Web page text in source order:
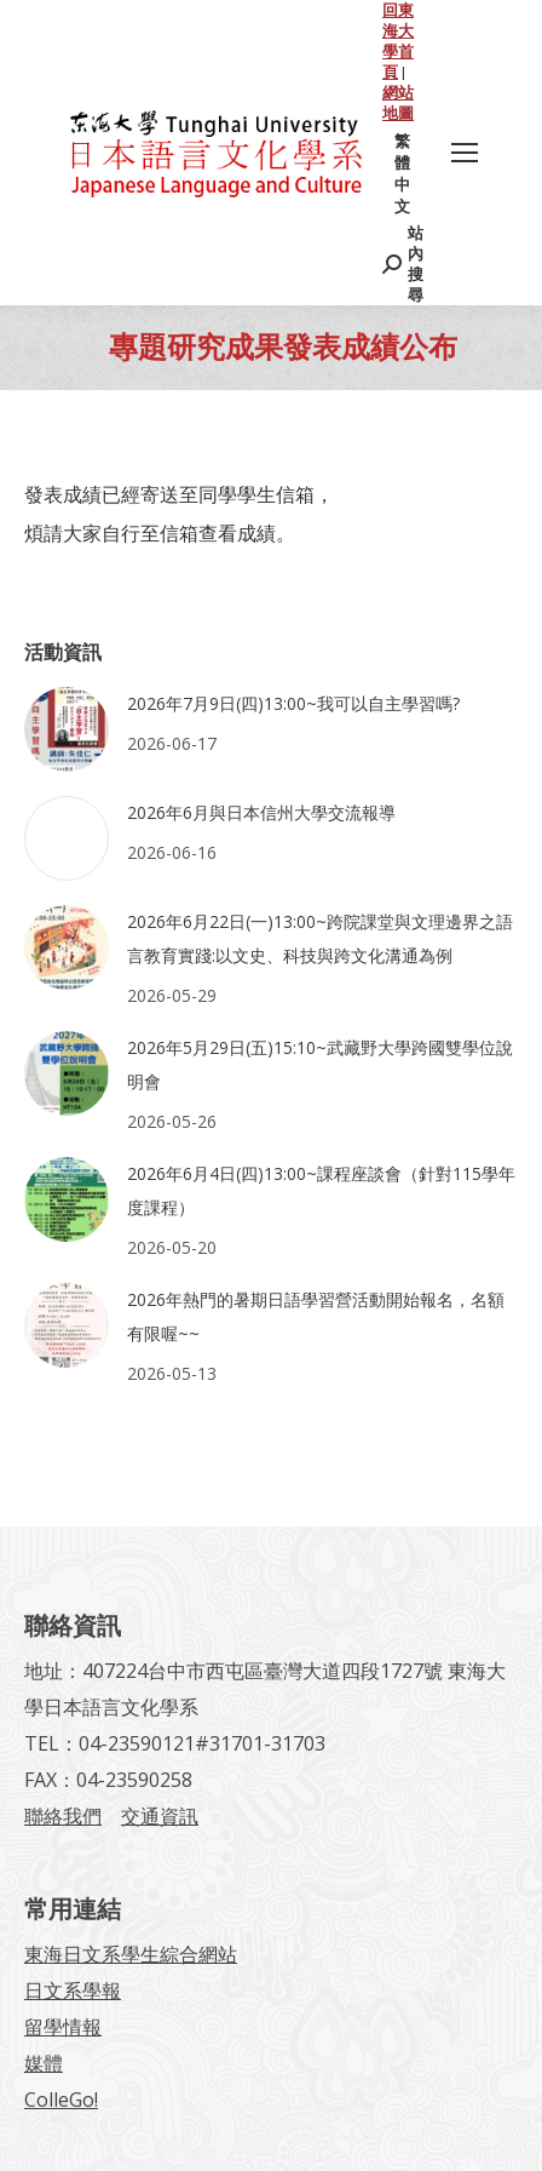
回東
海大
學首
頁 |
網站
地圖
繁
體
中
文
Search:
站
內
搜
尋
專題研究成果發表成績公布
You are here:
發表成績已經寄送至同學學生信箱，
煩請大家自行至信箱查看成績。
活動資訊
2026年7月9日(四)13:00~我可以自主學習嗎?
2026-06-17
2026年6月與日本信州大學交流報導
2026-06-16
2026年6月22日(一)13:00~跨院課堂與文理邊界之語
言教育實踐:以文史、科技與跨文化溝通為例
2026-05-29
2026年5月29日(五)15:10~武藏野大學跨國雙學位說
明會
2026-05-26
2026年6月4日(四)13:00~課程座談會（針對115學年
度課程）
2026-05-20
2026年熱門的暑期日語學習營活動開始報名，名額
有限喔~~
2026-05-13
聯絡資訊
地址：407224台中市西屯區臺灣大道四段1727號 東海大
學日本語言文化學系
TEL：04-23590121#31701-31703
FAX：04-23590258
聯絡我們
交通資訊
常用連結
東海日文系學生綜合網站
日文系學報
留學情報
媒體
ColleGo!